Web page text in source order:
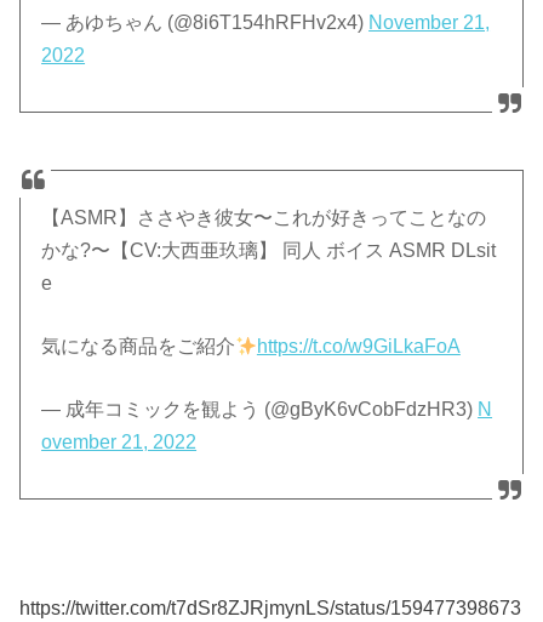
— あゆちゃん (@8i6T154hRFHv2x4) November 21,
2022
【ASMR】ささやき彼女〜これが好きってことなの
かな?〜【CV:大西亜玖璃】 同人 ボイス ASMR DLsit
e
気になる商品をご紹介 https://t.co/w9GiLkaFoA
— 成年コミックを観よう (@gByK6vCobFdzHR3) N
ovember 21, 2022
https://twitter.com/t7dSr8ZJRjmynLS/status/159477398673